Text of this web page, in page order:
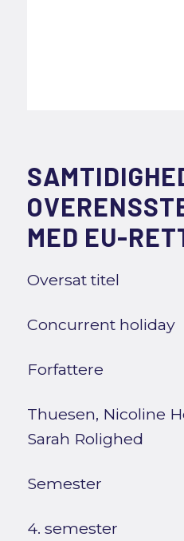
MED EU-
Oversat titel
Concurrent holiday
Forfattere
Thuesen, Nicoline
Sarah Rolighed
Semester
4. semester